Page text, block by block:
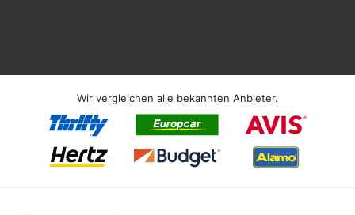
Wir vergleichen alle bekannten Anbieter.